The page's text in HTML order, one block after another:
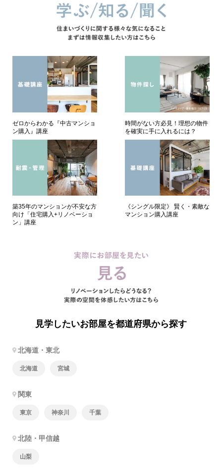
ゼロからわかる『中古マンショ
ン購入』講座
時間がない方必見！理想の物件
を確実に手に入れるには？
築35年のマンションが不安な方
向け「住宅購入+リノベーショ
ン」講座
《シングル限定》 賢く・素敵な
マンション購入講座
見学したいお部屋を都道府県から探す
北海道・東北
北海道 宮城
関東
東京 神奈川 千葉
北陸・甲信越
山梨